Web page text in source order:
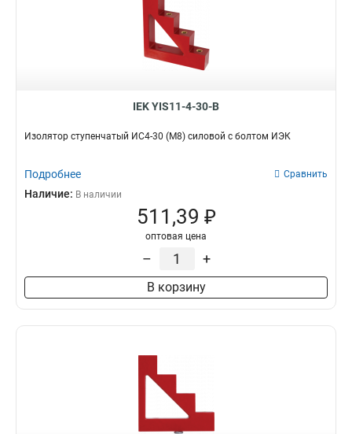
IEK YIS11-4-30-B
Изолятор ступенчатый ИС4-30 (М8) силовой с болтом ИЭК
Подробнее Сравнить
Наличие: В наличии
511,39 ₽
оптовая цена
– +
В корзину